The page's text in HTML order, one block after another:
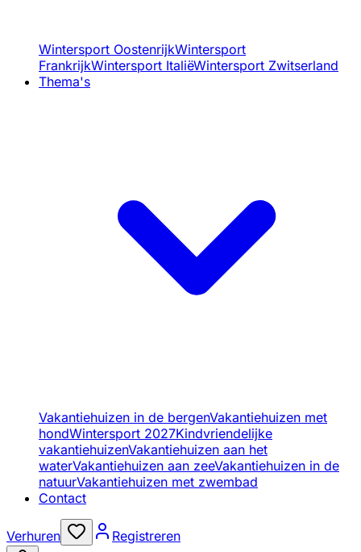
Wintersport OostenrijkWintersport
FrankrijkWintersport ItaliëWintersport Zwitserland
Thema's
Vakantiehuizen in de bergenVakantiehuizen met
hondWintersport 2027Kindvriendelijke
vakantiehuizenVakantiehuizen aan het
waterVakantiehuizen aan zeeVakantiehuizen in de
natuurVakantiehuizen met zwembad
Contact
Verhuren Registreren